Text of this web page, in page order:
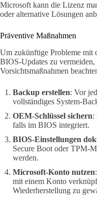
Microsoft kann die Lizenz
oder alternative Lösungen
Präventive Maßnahmen
Um zukünftige Probleme mit
BIOS-Updates zu
Vorsichtsmaßnahmen
Backup erstellen: Vor
vollständiges System-
OEM-Schlüssel sichern:
falls im BIOS integriert.
BIOS-Einstellungen
Secure Boot oder TPM-
werden.
Microsoft-Konto nutzen
mit einem Konto
Wiederherstellung zu